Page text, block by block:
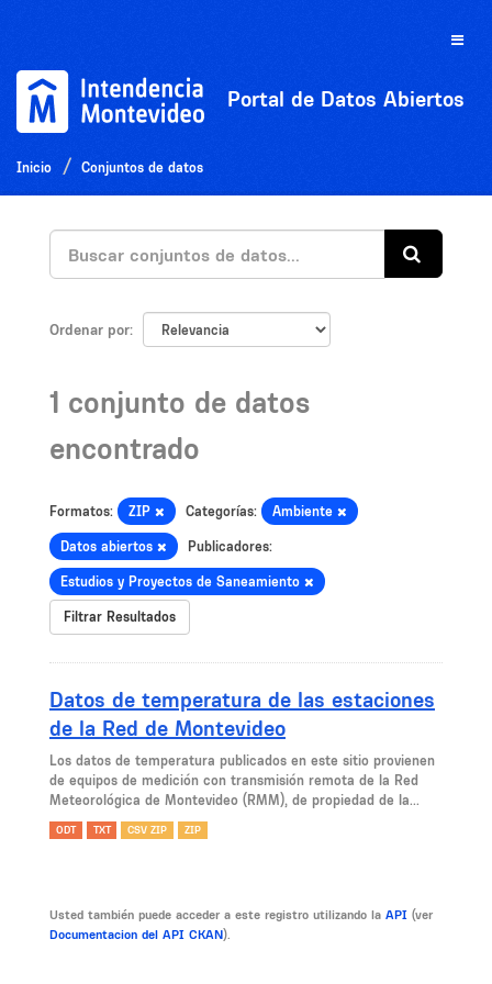
Toggle
Portal de Datos Abiertos
Inicio Conjuntos de datos
Ordenar por
1 conjunto de datos
encontrado
Formatos: ZIP Categorías: Ambiente
Datos abiertos Publicadores:
Estudios y Proyectos de Saneamiento
Filtrar Resultados
Datos de temperatura de las estaciones
de la Red de Montevideo
Los datos de temperatura publicados en este sitio provienen
de equipos de medición con transmisión remota de la Red
Meteorológica de Montevideo (RMM), de propiedad de la...
ODT TXT CSV ZIP ZIP
Usted también puede acceder a este registro utilizando la API (ver
Documentacion del API CKAN).